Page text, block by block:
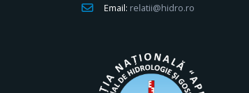
Email: relatii@hidro.ro